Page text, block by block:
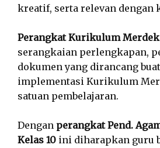
kreatif, serta relevan dengan
Perangkat Kurikulum
serangkaian perlengkapan,
dokumen yang dirancang
implementasi Kurikulum
satuan pembelajaran.
Dengan perangkat Pend.
Kelas 10 ini diharapkan guru